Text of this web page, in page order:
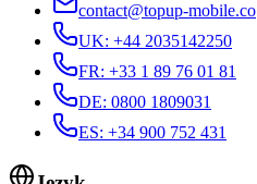
contact@topup-mobile.co
UK: +44 2035142250
FR: +33 1 89 76 01 81
DE: 0800 1809031
ES: +34 900 752 431